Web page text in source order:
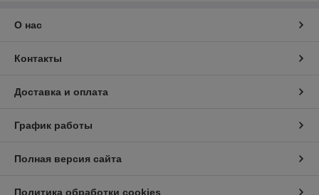
О нас
Контакты
Доставка и оплата
График работы
Полная версия сайта
Политика обработки cookies